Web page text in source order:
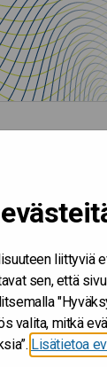
liittyviä
sen, että
valita, mitkä
Lisätietoa